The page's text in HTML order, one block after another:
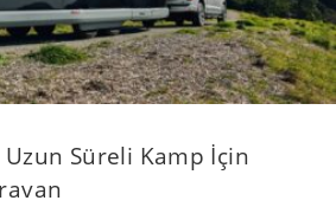
Süreli Kamp İçin